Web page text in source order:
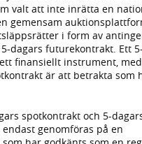
valt att inte inrätta en
gemensam
i form av
dagars futurekontrakt. Ett
finansiellt instrument,
är att betrakta som
spotkontrakt och 5-
genomföras på en